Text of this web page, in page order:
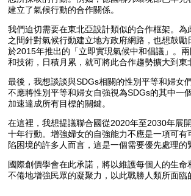
建立了氣候行動的合作關係。
我們迫切需要在東北亞設計類似的合作框架。為
之間針對氣候行動建立地方政府網路，也想鼓勵
於2015年推出的「立即實現氣候中和倡議」。
和技術，日積月累，就可將此合作趨勢擴大到東
最後，我想談談與SDGs相關的性別平等和婦女
不應將性別平等和婦女自強視為SDGs的其中一
加速達成所有目標的關鍵。
在這裡，我想提議聯合國從2020年至2030年展
十年行動。增強婦女的自強能力不應是一項可有
陷困境的許多人而言，這是一個需要優先處理的
國際創價學會在此承諾，將以維護每個人的生命
不倦地增強民眾的凝聚力，以此戰勝人類所面臨